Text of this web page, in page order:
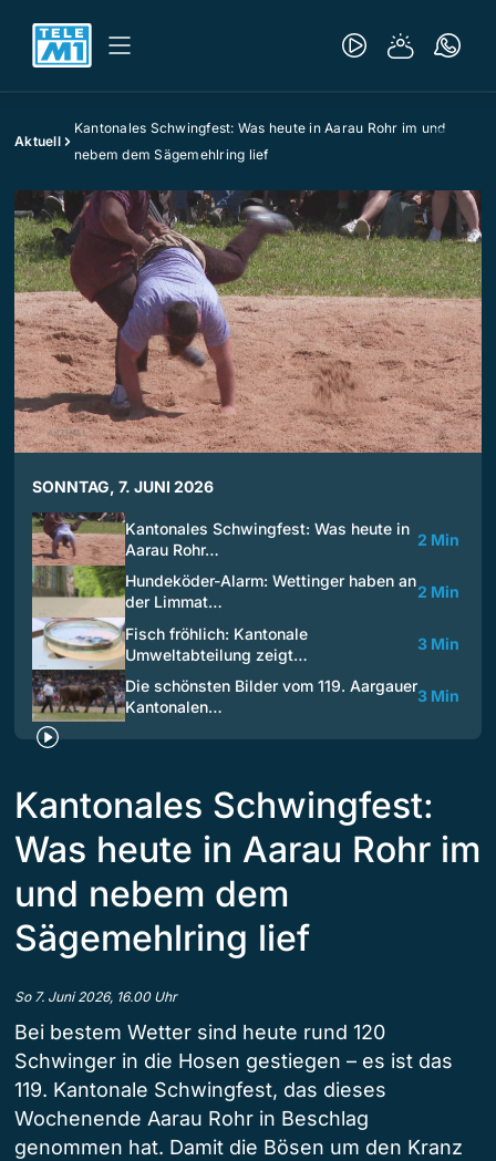
Aktuell
Kantonales Schwingfest: Was heute in Aarau Rohr im und
nebem dem Sägemehlring lief
SONNTAG, 7. JUNI 2026
Kantonales Schwingfest: Was heute in
Aarau Rohr…
2 Min
Hundeköder-Alarm: Wettinger haben an
der Limmat…
2 Min
Fisch fröhlich: Kantonale
Umweltabteilung zeigt…
3 Min
Die schönsten Bilder vom 119. Aargauer
Kantonalen…
3 Min
Kantonales Schwingfest:
Was heute in Aarau Rohr im
und nebem dem
Sägemehlring lief
So 7. Juni 2026, 16.00 Uhr
Bei bestem Wetter sind heute rund 120
Schwinger in die Hosen gestiegen – es ist das
119. Kantonale Schwingfest, das dieses
Wochenende Aarau Rohr in Beschlag
genommen hat. Damit die Bösen um den Kranz